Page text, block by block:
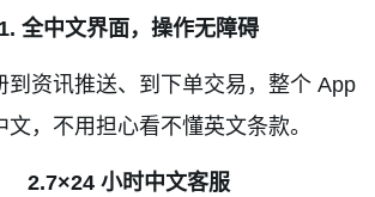
1. 全中文界面，操作无障碍
到资讯推送、到下单交易，整个 App
文，不用担心看不懂英文条款。
2.7×24 小时中文客服